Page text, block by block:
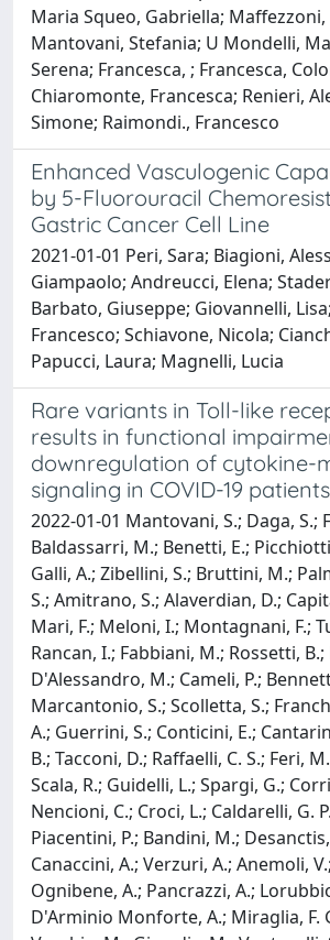
Maria Squeo, Gabriella;
Mantovani, Stefania; U Mondelli,
Serena; Francesca, ; Francesca,
Chiaromonte, Francesca; Renieri,
Simone; Raimondi., Francesco
Enhanced Vasculogenic
by 5-Fluorouracil
Gastric Cancer Cell Line
2021-01-01 Peri, Sara; Biagioni,
Giampaolo; Andreucci, Elena;
Barbato, Giuseppe; Giovannelli,
Francesco; Schiavone, Nicola;
Papucci, Laura; Magnelli, Lucia
Rare variants in Toll-like
results in functional
downregulation of cytokine-
signaling in COVID-19 patients
2022-01-01 Mantovani, S.; Daga, S.;
Baldassarri, M.; Benetti, E.;
Galli, A.; Zibellini, S.; Bruttini, M.;
S.; Amitrano, S.; Alaverdian, D.;
Mari, F.; Meloni, I.; Montagnani, F.;
Rancan, I.; Fabbiani, M.; Rossetti,
D'Alessandro, M.; Cameli, P.;
Marcantonio, S.; Scolletta, S.;
A.; Guerrini, S.; Conticini, E.;
B.; Tacconi, D.; Raffaelli, C. S.; Feri,
Scala, R.; Guidelli, L.; Spargi, G.;
Nencioni, C.; Croci, L.; Caldarelli, G.
Piacentini, P.; Bandini, M.;
Canaccini, A.; Verzuri, A.; Anemoli,
Ognibene, A.; Pancrazzi, A.;
D'Arminio Monforte, A.; Miraglia, F.